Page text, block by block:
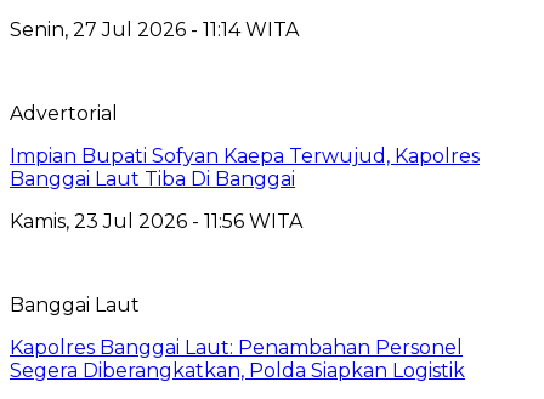
Senin, 27 Jul 2026 - 11:14 WITA
Advertorial
Impian Bupati Sofyan Kaepa Terwujud, Kapolres
Banggai Laut Tiba Di Banggai
Kamis, 23 Jul 2026 - 11:56 WITA
Banggai Laut
Kapolres Banggai Laut: Penambahan Personel
Segera Diberangkatkan, Polda Siapkan Logistik